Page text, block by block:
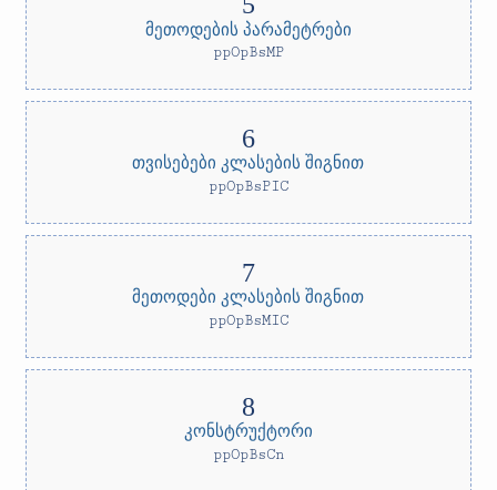
მეთოდების პარამეტრები
ppOpBsMP
თვისებები კლასების შიგნით
ppOpBsPIC
მეთოდები კლასების შიგნით
ppOpBsMIC
კონსტრუქტორი
ppOpBsCn